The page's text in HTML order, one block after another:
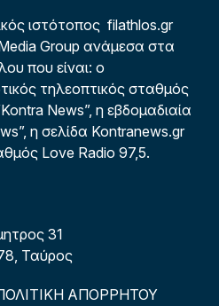
ιστότοπος filathlos.gr
Group ανάμεσα στα
που είναι: ο
τηλεοπτικός σταθμός
News”, η εβδομαδιαία
η σελίδα Kontranews.gr
Love Radio 97,5.
31
Ταύρος
ΑΠΟΡΡΗΤΟΥ